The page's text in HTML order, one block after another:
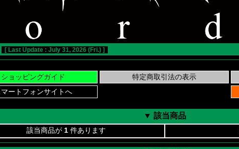
[ Last Update : July 31, 2026 (Fri.) ]
▼ 該当商品
該当商品が 1 件あります